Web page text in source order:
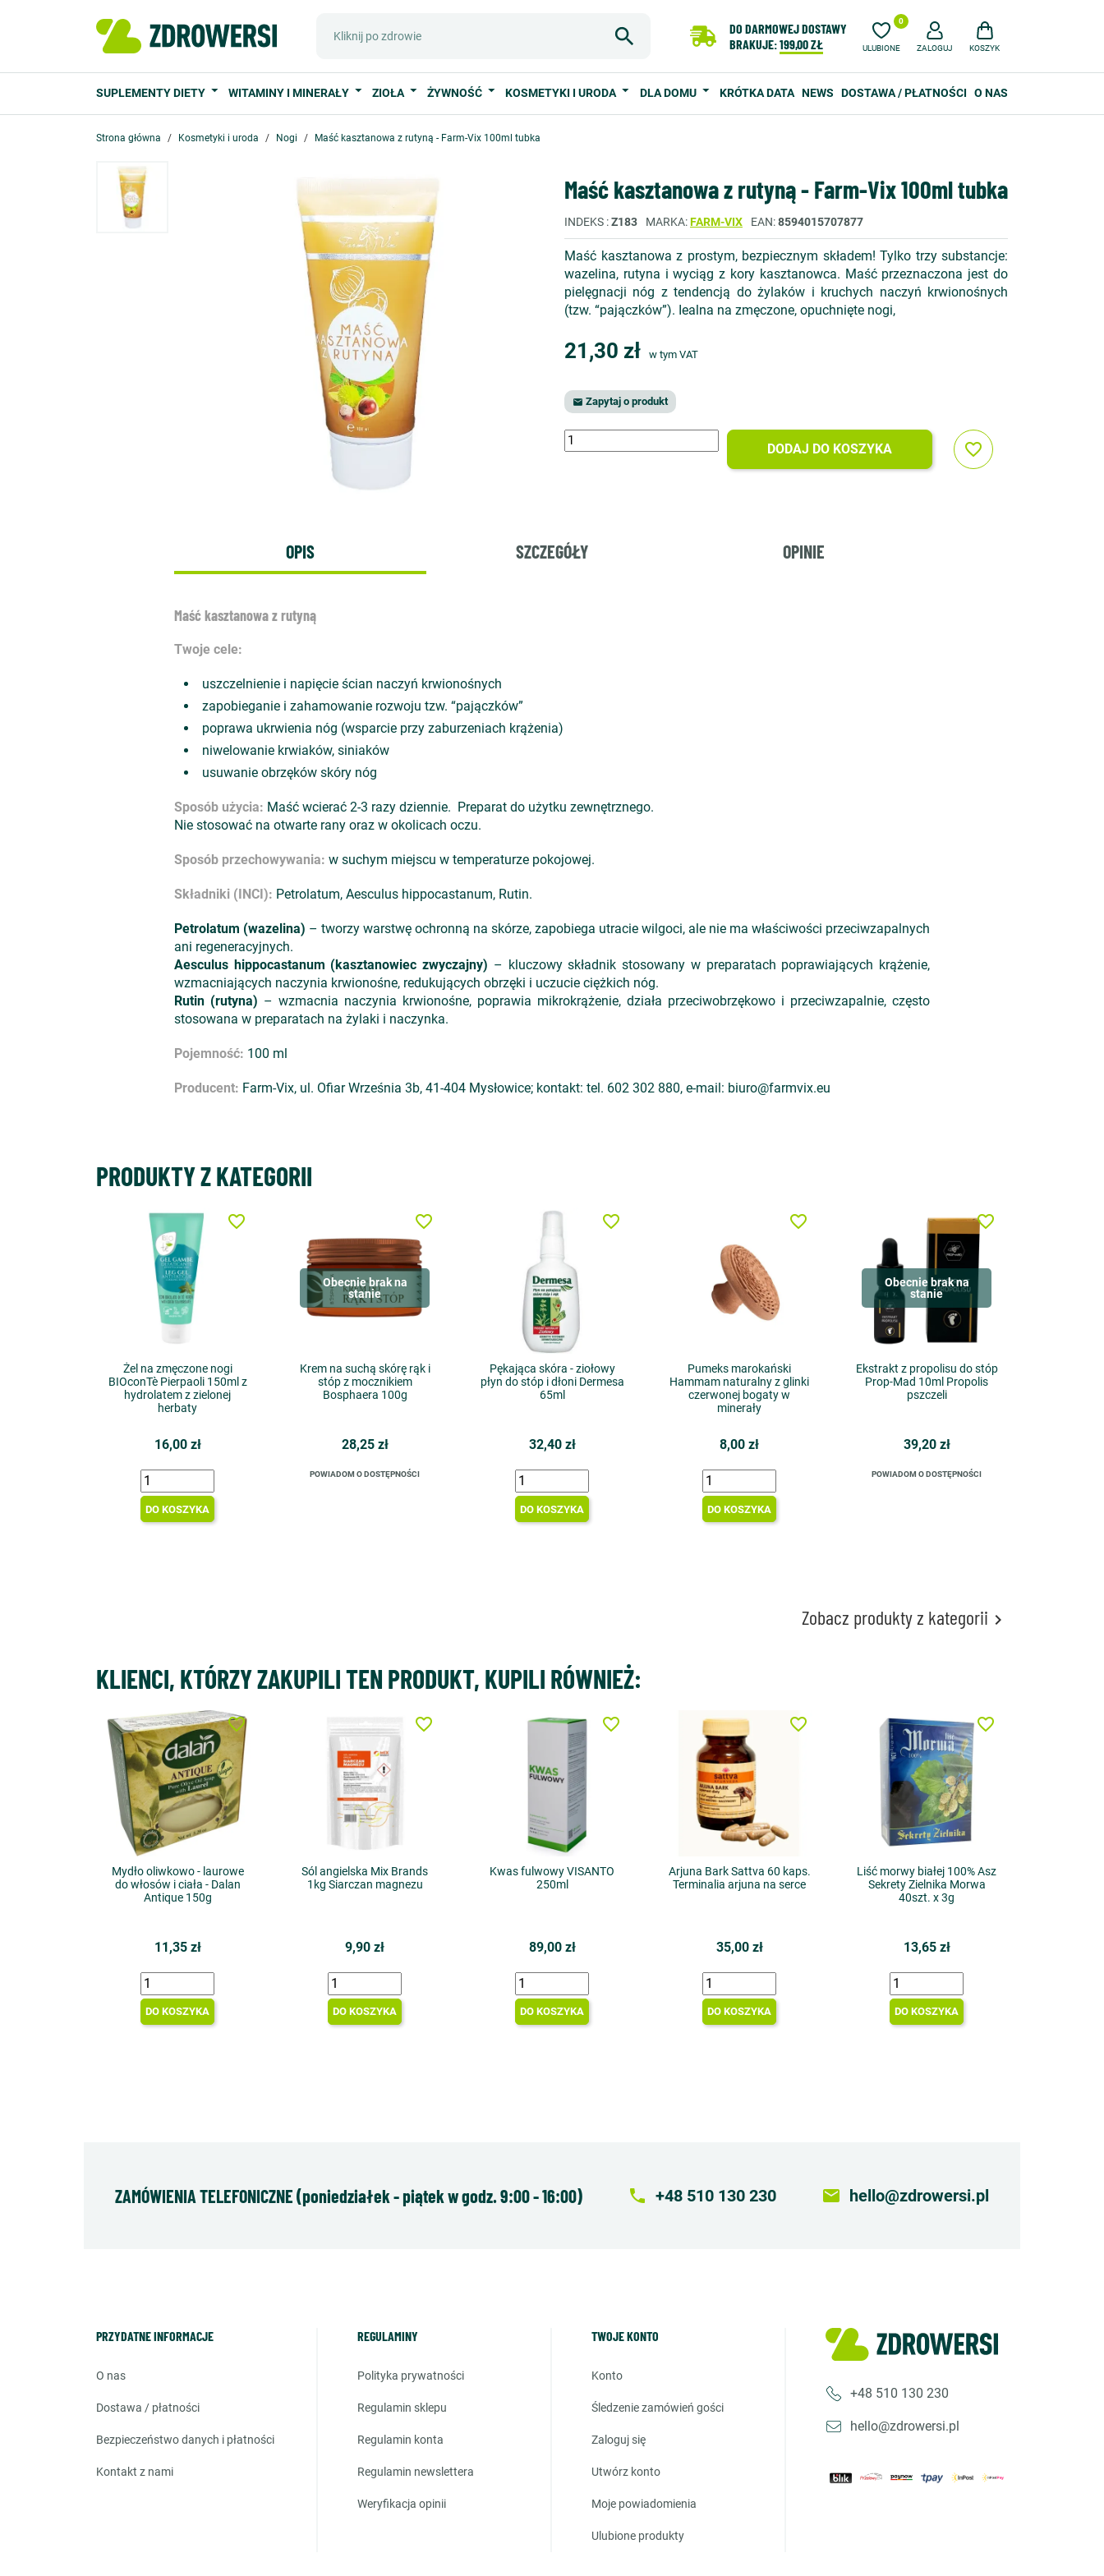
DO DARMOWEJ DOSTAWY
BRAKUJE:199,00 ZŁ ULUBIONE
0
ZALOGUJ KOSZYK
SUPLEMENTY DIETY WITAMINY I MINERAŁY ZIOŁA ŻYWNOŚĆ KOSMETYKI I URODA DLA DOMU KRÓTKA DATA NEWS DOSTAWA / PŁATNOŚCI O NAS
Strona główna Kosmetyki i uroda Nogi Maść kasztanowa z rutyną - Farm-Vix 100ml tubka
Maść kasztanowa z rutyną - Farm-Vix 100ml tubka
INDEKS Z183 MARKA FARM-VIX EAN 8594015707877
Maść kasztanowa z prostym, bezpiecznym składem! Tylko trzy substancje:
wazelina, rutyna i wyciąg z kory kasztanowca. Maść przeznaczona jest do
pielęgnacji nóg z tendencją do żylaków i kruchych naczyń krwionośnych
(tzw. “pajączków”). Iealna na zmęczone, opuchnięte nogi,
21,30 zł w tym VAT
 Zapytaj o produkt
DODAJ DO KOSZYKA favorite_border
OPIS SZCZEGÓŁY OPINIE
Maść kasztanowa z rutyną
Twoje cele:
uszczelnienie i napięcie ścian naczyń krwionośnych
zapobieganie i zahamowanie rozwoju tzw. “pajączków”
poprawa ukrwienia nóg (wsparcie przy zaburzeniach krążenia)
niwelowanie krwiaków, siniaków
usuwanie obrzęków skóry nóg
Sposób użycia: Maść wcierać 2-3 razy dziennie. Preparat do użytku zewnętrznego.
Nie stosować na otwarte rany oraz w okolicach oczu.
Sposób przechowywania: w suchym miejscu w temperaturze pokojowej.
Składniki (INCI): Petrolatum, Aesculus hippocastanum, Rutin.
Petrolatum (wazelina) – tworzy warstwę ochronną na skórze, zapobiega utracie wilgoci, ale nie ma właściwości przeciwzapalnych
ani regeneracyjnych.
Aesculus hippocastanum (kasztanowiec zwyczajny) – kluczowy składnik stosowany w preparatach poprawiających krążenie,
wzmacniających naczynia krwionośne, redukujących obrzęki i uczucie ciężkich nóg.
Rutin (rutyna) – wzmacnia naczynia krwionośne, poprawia mikrokrążenie, działa przeciwobrzękowo i przeciwzapalnie, często
stosowana w preparatach na żylaki i naczynka.
Pojemność: 100 ml
Producent: Farm-Vix, ul. Ofiar Września 3b, 41-404 Mysłowice; kontakt: tel. 602 302 880, e-mail: biuro@farmvix.eu
PRODUKTY Z KATEGORII
Żel na zmęczone nogi
BIOconTè Pierpaoli 150ml z
hydrolatem z zielonej
herbaty
16,00 zł
DO KOSZYKA
favorite_border
Obecnie brak na
stanie
Krem na suchą skórę rąk i
stóp z mocznikiem
Bosphaera 100g
28,25 zł
POWIADOM O DOSTĘPNOŚCI
favorite_border
Pękająca skóra - ziołowy
płyn do stóp i dłoni Dermesa
65ml
32,40 zł
DO KOSZYKA
favorite_border
Pumeks marokański
Hammam naturalny z glinki
czerwonej bogaty w
minerały
8,00 zł
DO KOSZYKA
favorite_border
Obecnie brak na
stanie
Ekstrakt z propolisu do stóp
Prop-Mad 10ml Propolis
pszczeli
39,20 zł
POWIADOM O DOSTĘPNOŚCI
favorite_border
Zobacz produkty z kategorii 
KLIENCI, KTÓRZY ZAKUPILI TEN PRODUKT, KUPILI RÓWNIEŻ:
Mydło oliwkowo - laurowe
do włosów i ciała - Dalan
Antique 150g
11,35 zł
DO KOSZYKA
favorite_border
Sól angielska Mix Brands
1kg Siarczan magnezu
9,90 zł
DO KOSZYKA
favorite_border
Kwas fulwowy VISANTO
250ml
89,00 zł
DO KOSZYKA
favorite_border
Arjuna Bark Sattva 60 kaps.
Terminalia arjuna na serce
35,00 zł
DO KOSZYKA
favorite_border
Liść morwy białej 100% Asz
Sekrety Zielnika Morwa
40szt. x 3g
13,65 zł
DO KOSZYKA
favorite_border
ZAMÓWIENIA TELEFONICZNE (poniedziałek - piątek w godz. 9:00 - 16:00) local_phone +48 510 130 230 email hello@zdrowersi.pl
PRZYDATNE INFORMACJE
o nas
dostawa / płatności
bezpieczeństwo danych i płatności
kontakt z nami
REGULAMINY
polityka prywatności
regulamin sklepu
regulamin konta
regulamin newslettera
weryfikacja opinii
TWOJE KONTO
konto
śledzenie zamówień gości
zaloguj się
utwórz konto
moje powiadomienia
ulubione produkty
+48 510 130 230
hello@zdrowersi.pl